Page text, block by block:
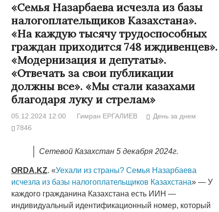
«Семья Назарбаева исчезла из базы
налогоплательщиков Казахстана».
«На каждую тысячу трудоспособных
граждан приходится 748 иждивенцев».
«Модернизация и депутаты».
«Отвечать за свои публикации
должны все». «Мы стали казахами
благодаря луку и стрелам»
05.12.2024 12:00 Гимран ЕРГАЛИЕВ
День за днем
7846
Сетевой Казахстан 5 декабря 2024г.
ORDA.KZ. «Уехали из страны? Семья Назарбаева
исчезла из базы налогоплательщиков Казахстана» — У
каждого гражданина Казахстана есть ИИН —
индивидуальный идентификационный номер, который